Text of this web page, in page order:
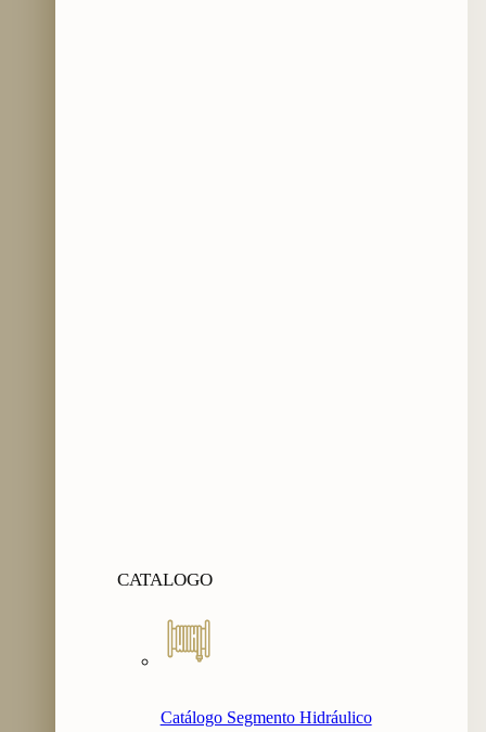
CATALOGO
Catálogo Segmento Hidráulico